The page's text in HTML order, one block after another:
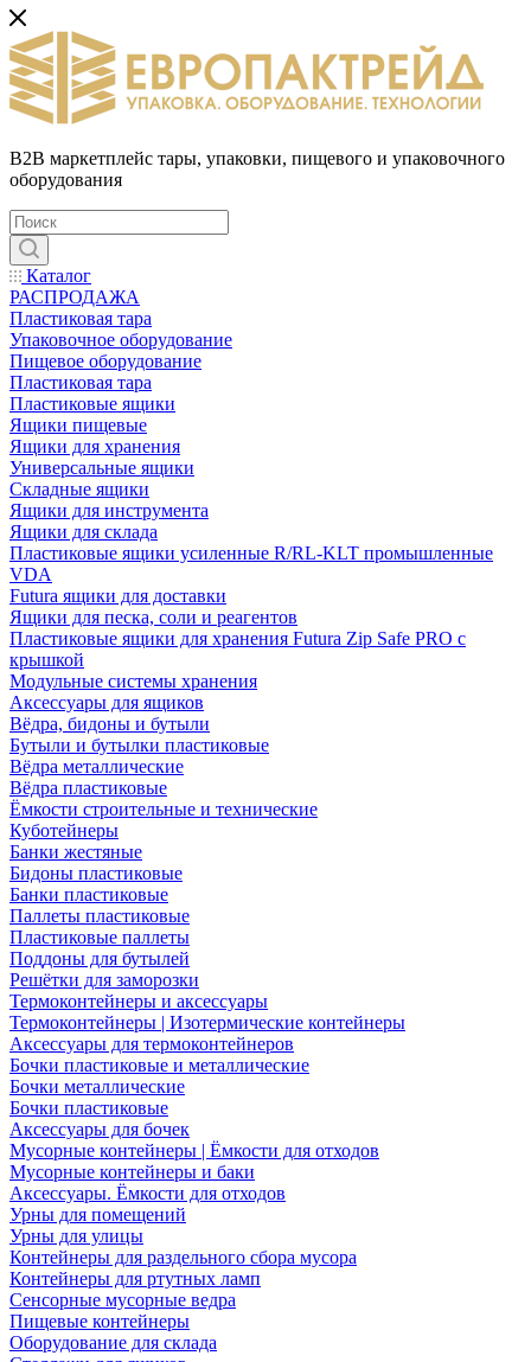
B2B маркетплейс тары, упаковки, пищевого и упаковочного
оборудования
Каталог
РАСПРОДАЖА
Пластиковая тара
Упаковочное оборудование
Пищевое оборудование
Пластиковая тара
Пластиковые ящики
Ящики пищевые
Ящики для хранения
Универсальные ящики
Складные ящики
Ящики для инструмента
Ящики для склада
Пластиковые ящики усиленные R/RL-KLT промышленные
VDA
Futura ящики для доставки
Ящики для песка, соли и реагентов
Пластиковые ящики для хранения Futura Zip Safe PRO с
крышкой
Модульные системы хранения
Аксессуары для ящиков
Вёдра, бидоны и бутыли
Бутыли и бутылки пластиковые
Вёдра металлические
Вёдра пластиковые
Ёмкости строительные и технические
Куботейнеры
Банки жестяные
Бидоны пластиковые
Банки пластиковые
Паллеты пластиковые
Пластиковые паллеты
Поддоны для бутылей
Решётки для заморозки
Термоконтейнеры и аксессуары
Термоконтейнеры | Изотермические контейнеры
Аксессуары для термоконтейнеров
Бочки пластиковые и металлические
Бочки металлические
Бочки пластиковые
Аксессуары для бочек
Мусорные контейнеры | Ёмкости для отходов
Мусорные контейнеры и баки
Аксессуары. Ёмкости для отходов
Урны для помещений
Урны для улицы
Контейнеры для раздельного сбора мусора
Контейнеры для ртутных ламп
Сенсорные мусорные ведра
Пищевые контейнеры
Оборудование для склада